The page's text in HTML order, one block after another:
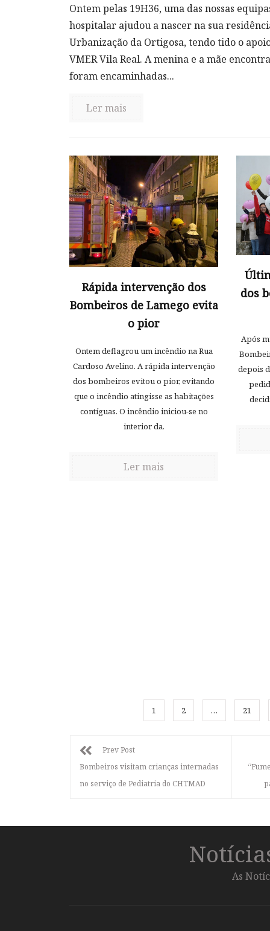
Ontem pelas 19H36, uma das nossas
hospitalar ajudou a nascer na sua
Urbanização da Ortigosa, tendo tido o
VMER Vila Real. A menina e a mãe
foram encaminhadas...
Ler mais
Rápida intervenção dos
Bombeiros de Lamego evita
o pior
Ontem deflagrou um incêndio na Rua
Cardoso Avelino. A rápida intervenção
dos bombeiros evitou o pior, evitando
que o incêndio atingisse as habitações
contíguas. O incêndio iniciou-se no
interior da.
Ler mais
dos
Após
depois
1 2 … 21
Prev Post
Bombeiros visitam crianças internadas
no serviço de Pediatria do CHTMAD
As